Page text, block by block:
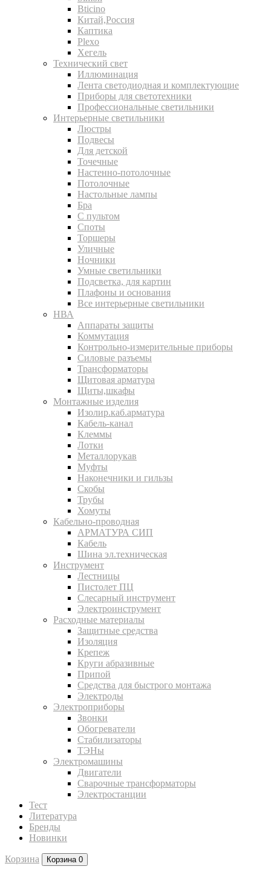
Bticino
Китай,Россия
Каптика
Plexo
Хегель
Технический свет
Иллюминация
Лента светодиодная и комплектующие
Приборы для светотехники
Профессиональные светильники
Интерьерные светильники
Люстры
Подвесы
Для детской
Точечные
Настенно-потолочные
Потолочные
Настольные лампы
Бра
С пультом
Споты
Торшеры
Уличные
Ночники
Умные светильники
Подсветка, для картин
Плафоны и основания
Все интерьерные светильники
НВА
Аппараты защиты
Коммутация
Контрольно-измерительные приборы
Силовые разъемы
Трансформаторы
Щитовая арматура
Щиты,шкафы
Монтажные изделия
Изолир.каб.арматура
Кабель-канал
Клеммы
Лотки
Металлорукав
Муфты
Наконечники и гильзы
Скобы
Трубы
Хомуты
Кабельно-проводная
АРМАТУРА СИП
Кабель
Шина эл.техническая
Инструмент
Лестницы
Пистолет ПЦ
Слесарный инструмент
Электроинструмент
Расходные материалы
Защитные средства
Изоляция
Крепеж
Круги абразивные
Припой
Средства для быстрого монтажа
Электроды
Электроприборы
Звонки
Обогреватели
Стабилизаторы
ТЭНы
Электромашины
Двигатели
Сварочные трансформаторы
Электростанции
Тест
Литература
Бренды
Новинки
Корзина Корзина 0